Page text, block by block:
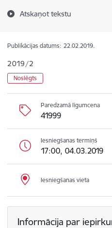
Atskaņot tekstu
Publikācijas datums: 22.02.2019.
2019/2
Noslēgts
Paredzamā līgumcena
41999
Iesniegšanas termiņš
17:00, 04.03.2019
Iesniegšanas vieta
Informācija par